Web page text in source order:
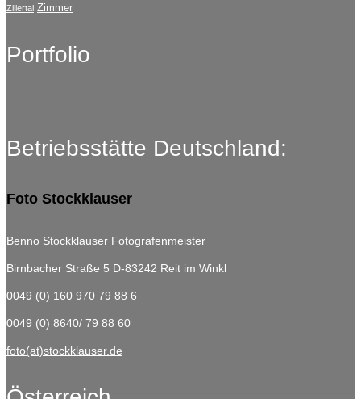
Zillertal Zimmer
Portfolio
Betriebsstätte Deutschland:
Foto Stockklauser
Benno Stockklauser Fotografenmeister
Birnbacher Straße 5 D-83242 Reit im Winkl
0049 (0) 160 970 79 88 6
0049 (0) 8640/ 79 88 60
foto(at)stockklauser.de